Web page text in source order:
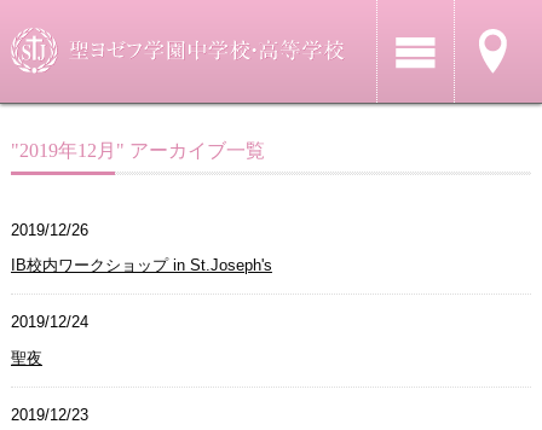
"2019年12月" アーカイブ一覧
2019/12/26
IB校内ワークショップ in St.Joseph's
2019/12/24
聖夜
2019/12/23